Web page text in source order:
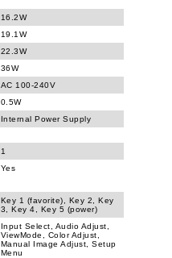
16.2W
19.1W
22.3W
36W
AC 100-240V
0.5W
Internal Power Supply
1
Yes
Key 1 (favorite), Key 2, Key
3, Key 4, Key 5 (power)
Input Select, Audio Adjust,
ViewMode, Color Adjust,
Manual Image Adjust, Setup
Menu